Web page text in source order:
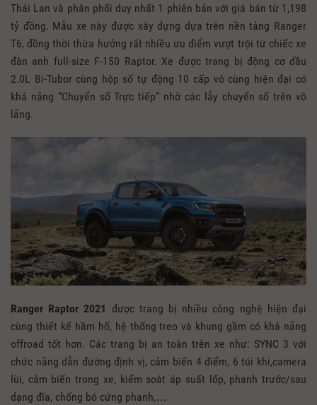
Thái Lan và phân phối duy nhất 1 phiên bản với giá bán từ 1,198
tỷ đồng. Mẫu xe này được xây dựng dựa trên nền tảng Ranger
T6, đồng thời thừa hưởng rất nhiều ưu điểm vượt trội từ chiếc xe
đàn anh full-size F-150 Raptor. Xe được trang bị động cơ dầu
2.0L Bi-Tubor cùng hộp số tự động 10 cấp vô cùng hiện đại có
khả năng “Chuyển số Trực tiếp” nhờ các lẫy chuyển số trên vô
lăng.
Ranger Raptor 2021 được trang bị nhiều công nghệ hiện đại
cùng thiết kế hầm hố, hệ thống treo và khung gầm có khả năng
offroad tốt hơn. Các trang bị an toàn trên xe như: SYNC 3 với
chức năng dẫn đường định vị, cảm biến 4 điểm, 6 túi khí,camera
lùi, cảm biến trong xe, kiểm soát áp suất lốp, phanh trước/sau
dạng đĩa, chống bó cứng phanh,…